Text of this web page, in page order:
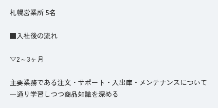
札幌営業所 5名
■入社後の流れ
▽2～3ヶ月
主要業務である注文・サポート・入出庫・メンテナンスについて
一通り学習しつつ商品知識を深める